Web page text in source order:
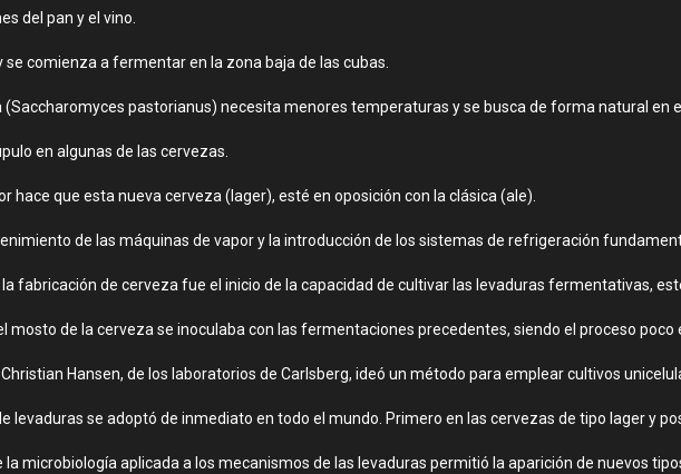
del pan y el vino.
comienza a fermentar en la zona baja de las cubas.
(Saccharomyces pastorianus) necesita menores temperaturas y se busca de forma natural en
en algunas de las cervezas.
hace que esta nueva cerveza (lager), esté en oposición con la clásica (ale).
de las máquinas de vapor y la introducción de los sistemas de refrigeración
fabricación de cerveza fue el inicio de la capacidad de cultivar las levaduras fermentativas,
de la cerveza se inoculaba con las fermentaciones precedentes, siendo el proceso poco
Hansen, de los laboratorios de Carlsberg, ideó un método para emplear cultivos
levaduras se adoptó de inmediato en todo el mundo. Primero en las cervezas de tipo lager y
la microbiología aplicada a los mecanismos de las levaduras permitió la aparición de nuevos